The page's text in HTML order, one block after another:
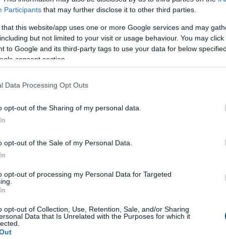
Participants that may further disclose it to other third parties.
that this website/app uses one or more Google services and may
but not limited to your visit or usage behaviour. You may
to Google and its third-party tags to use your data for below
consent section.
Data Processing Opt Outs
opt-out of the Sharing of my personal data.
opt-out of the Sale of my Personal Data.
opt-out of processing my Personal Data for Targeted
opt-out of Collection, Use, Retention, Sale, and/or Sharing
Data that Is Unrelated with the Purposes for which it
hangosan a „6-7” kifejezést, és a videó virálissá vált.
Z és a Gen Alpha körében –, olyan, ahol a közösségi
értelmezhetőség.
és sokak számára fárasztó:
áll az előtt, amit a diákok mondanak: „Miért hallom ezt
bejegyzésben így írta: „I’m an 8th grade teacher and I am
mögött nincs egyértelmű jelentés vagy cél. Ez talán
sem érti”.
cserélődik, és ami vicces a fiataloknak, az felnőtteknek
rot” („agyrombolás”) kategóriába helyezik az efféle
rámutat arra is, hogyan válhat egy dalrészlet egy egész
a szám a lényeg, hanem az „áttétel”, a mémes használat, a